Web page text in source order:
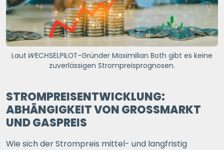
Laut WECHSELPILOT-Gründer Maximilian Both gibt es keine
zuverlässigen Strompreisprognosen.
STROMPREISENTWICKLUNG:
ABHÄNGIGKEIT VON GROSSMARKT U
ND GASPREIS
Wie sich der Strompreis mittel- und langfristig